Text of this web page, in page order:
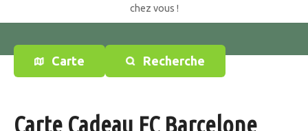
e
t
chez vous !
Carte Recherche
Carte Cadeau FC Barcelone